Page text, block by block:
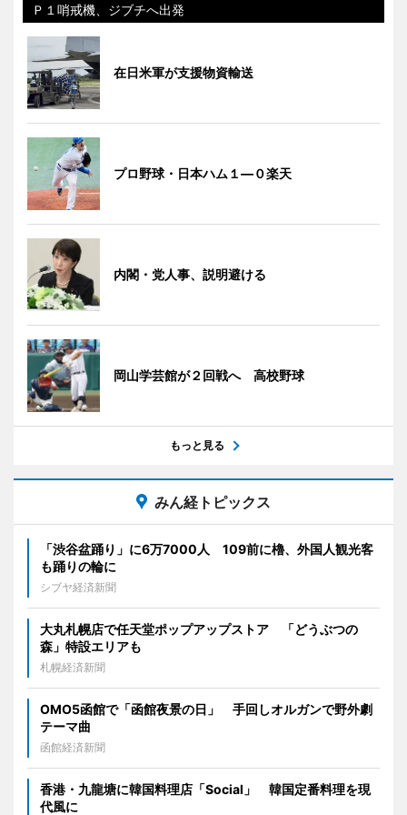
Ｐ１哨戒機、ジブチへ出発
在日米軍が支援物資輸送
プロ野球・日本ハム１―０楽天
内閣・党人事、説明避ける
岡山学芸館が２回戦へ 高校野球
もっと見る
みん経トピックス
「渋谷盆踊り」に6万7000人 109前に櫓、外国人観光客
も踊りの輪に
シブヤ経済新聞
大丸札幌店で任天堂ポップアップストア 「どうぶつの
森」特設エリアも
札幌経済新聞
OMO5函館で「函館夜景の日」 手回しオルガンで野外劇
テーマ曲
函館経済新聞
香港・九龍塘に韓国料理店「Social」 韓国定番料理を現
代風に